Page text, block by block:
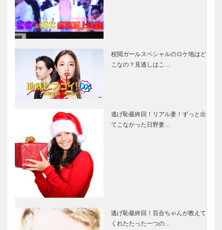
校閲ガールスペシャルのロケ地はど
こなの？見逃しはこ…
逃げ恥最終回！リアル妻！ずっと出
てこなかった日野妻…
逃げ恥最終回！百合ちゃんが教えて
くれたたった一つの…